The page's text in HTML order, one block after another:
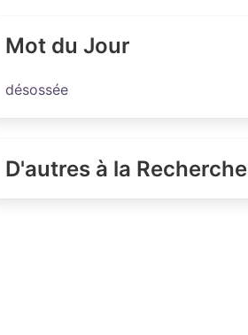
Mot du Jour
désossée
D'autres à la Recherche